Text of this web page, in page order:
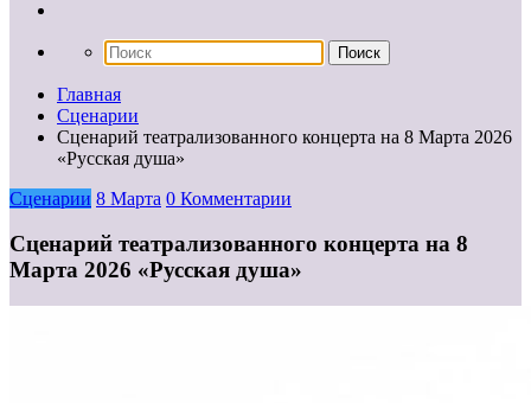
Главная
Сценарии
Сценарий театрализованного концерта на 8 Марта 2026
«Русская душа»
Сценарии 8 Марта 0 Комментарии
Сценарий театрализованного концерта на 8
Марта 2026 «Русская душа»